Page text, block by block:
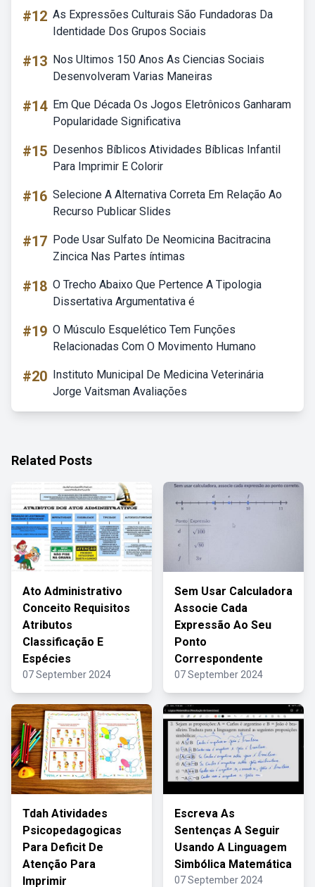
#12 As Expressões Culturais São Fundadoras Da
Identidade Dos Grupos Sociais
#13 Nos Ultimos 150 Anos As Ciencias Sociais
Desenvolveram Varias Maneiras
#14 Em Que Década Os Jogos Eletrônicos Ganharam
Popularidade Significativa
#15 Desenhos Bíblicos Atividades Bíblicas Infantil
Para Imprimir E Colorir
#16 Selecione A Alternativa Correta Em Relação Ao
Recurso Publicar Slides
#17 Pode Usar Sulfato De Neomicina Bacitracina
Zincica Nas Partes íntimas
#18 O Trecho Abaixo Que Pertence A Tipologia
Dissertativa Argumentativa é
#19 O Músculo Esquelético Tem Funções
Relacionadas Com O Movimento Humano
#20 Instituto Municipal De Medicina Veterinária
Jorge Vaitsman Avaliações
Related Posts
Ato Administrativo
Conceito Requisitos
Atributos
Classificação E
Espécies
07 September 2024
Sem Usar Calculadora
Associe Cada
Expressão Ao Seu
Ponto
Correspondente
07 September 2024
Tdah Atividades
Psicopedagogicas
Para Deficit De
Atenção Para
Imprimir
Escreva As
Sentenças A Seguir
Usando A Linguagem
Simbólica Matemática
07 September 2024